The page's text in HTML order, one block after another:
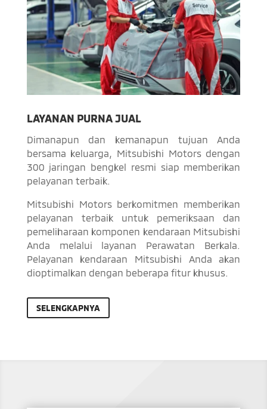
LAYANAN PURNA JUAL
Dimanapun dan kemanapun tujuan Anda
bersama keluarga, Mitsubishi Motors dengan
300 jaringan bengkel resmi siap memberikan
pelayanan terbaik.
Mitsubishi Motors berkomitmen memberikan
pelayanan terbaik untuk pemeriksaan dan
pemeliharaan komponen kendaraan Mitsubishi
Anda melalui layanan Perawatan Berkala.
Pelayanan kendaraan Mitsubishi Anda akan
dioptimalkan dengan beberapa fitur khusus.
SELENGKAPNYA